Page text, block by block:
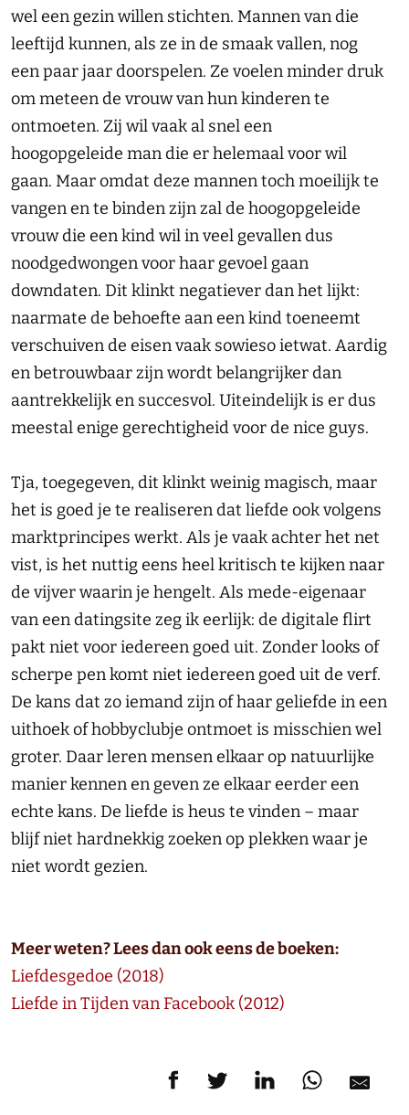
wel een gezin willen stichten. Mannen van die
leeftijd kunnen, als ze in de smaak vallen, nog
een paar jaar doorspelen. Ze voelen minder druk
om meteen de vrouw van hun kinderen te
ontmoeten. Zij wil vaak al snel een
hoogopgeleide man die er helemaal voor wil
gaan. Maar omdat deze mannen toch moeilijk te
vangen en te binden zijn zal de hoogopgeleide
vrouw die een kind wil in veel gevallen dus
noodgedwongen voor haar gevoel gaan
downdaten. Dit klinkt negatiever dan het lijkt:
naarmate de behoefte aan een kind toeneemt
verschuiven de eisen vaak sowieso ietwat. Aardig
en betrouwbaar zijn wordt belangrijker dan
aantrekkelijk en succesvol. Uiteindelijk is er dus
meestal enige gerechtigheid voor de nice guys.
Tja, toegegeven, dit klinkt weinig magisch, maar
het is goed je te realiseren dat liefde ook volgens
marktprincipes werkt. Als je vaak achter het net
vist, is het nuttig eens heel kritisch te kijken naar
de vijver waarin je hengelt. Als mede-eigenaar
van een datingsite zeg ik eerlijk: de digitale flirt
pakt niet voor iedereen goed uit. Zonder looks of
scherpe pen komt niet iedereen goed uit de verf.
De kans dat zo iemand zijn of haar geliefde in een
uithoek of hobbyclubje ontmoet is misschien wel
groter. Daar leren mensen elkaar op natuurlijke
manier kennen en geven ze elkaar eerder een
echte kans. De liefde is heus te vinden – maar
blijf niet hardnekkig zoeken op plekken waar je
niet wordt gezien.
Meer weten? Lees dan ook eens de boeken:
Liefdesgedoe (2018)
Liefde in Tijden van Facebook (2012)